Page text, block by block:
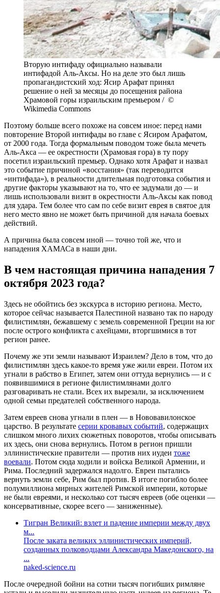
Вторую интифаду официально называли
интифадой Аль-Аксы. Но на деле это был лишь
пропагандистский ход: Ясир Арафат принял
решение о ней за месяцы до посещения района
Храмовой горы израильским премьером / ©
Wikimedia Commons
Поэтому больше всего похоже на совсем иное: перед нами
повторение Второй интифады во главе с Ясиром Арафатом,
от 2000 года. Тогда формальным поводом тоже была мечеть
Аль-Акса — ее окрестности (Храмовая гора) в ту пору
посетил израильский премьер. Однако хотя Арафат и назвал
это событие причиной «восстания» (так переводится
«интифада»), в реальности длительная подготовка события и
другие факторы указывают на то, что ее задумали до — и
лишь использовали визит в окрестности Аль-Аксы как повод
для удара. Тем более что сам по себе визит еврея в святое для
него место явно не может быть причиной для начала боевых
действий.
А причина была совсем иной — точно той же, что и
нападения ХАМАСа в наши дни.
В чем настоящая причина нападения 7
октября 2023 года?
Здесь не обойтись без экскурса в историю региона. Место,
которое сейчас называется Палестиной названо так по народу
филистимлян, бежавшему с земель современной Греции на юг
после острого конфликта с ахейцами, вторгшимися в тот
регион ранее.
Почему же эти земли называют Израилем? Дело в том, что до
филистимлян здесь какое-то время уже жили евреи. Потом их
угнали в рабство в Египет, затем они оттуда вернулись — и с
появившимися в регионе филистимлянами долго
разговаривать не стали. Всех их вырезали, за исключением
одной семьи предателей собственного народа.
Затем евреев снова угнали в плен — в Нововавилонское
царство. В результате серии кровавых событий, содержащих
слишком много лихих сюжетных поворотов, чтобы описывать
их здесь, они снова вернулись. Потом в регион пришли
эллинистические правители — против них иудеи тоже
воевали. Потом сюда ходили и войска Великой Армении, и
Рима. Последний задержался надолго. Евреи пытались
вернуть земли себе, Рим был против. В итоге погибло более
полумиллиона мирных жителей Римской империи, которые
не были евреями, и несколько сот тысяч евреев (обе оценки —
консервативные, скорее всего — заниженные).
Тигран Великий: взлет и падение империи между двух
м...
После заката великих эллинистических империй,
созданных полководцами Александра Македонского, на
...
naked-science.ru
После очередной бойни на сотни тысяч погибших римляне